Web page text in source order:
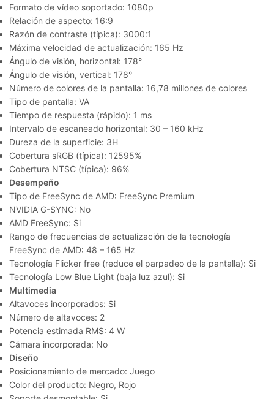
Formato de vídeo soportado: 1080p
Relación de aspecto: 16:9
Razón de contraste (típica): 3000:1
Máxima velocidad de actualización: 165 Hz
Ángulo de visión, horizontal: 178°
Ángulo de visión, vertical: 178°
Número de colores de la pantalla: 16,78 millones de colores
Tipo de pantalla: VA
Tiempo de respuesta (rápido): 1 ms
Intervalo de escaneado horizontal: 30 – 160 kHz
Dureza de la superficie: 3H
Cobertura sRGB (típica): 12595%
Cobertura NTSC (típica): 96%
Desempeño
Tipo de FreeSync de AMD: FreeSync Premium
NVIDIA G-SYNC: No
AMD FreeSync: Si
Rango de frecuencias de actualización de la tecnología
FreeSync de AMD: 48 – 165 Hz
Tecnología Flicker free (reduce el parpadeo de la pantalla): Si
Tecnología Low Blue Light (baja luz azul): Si
Multimedia
Altavoces incorporados: Si
Número de altavoces: 2
Potencia estimada RMS: 4 W
Cámara incorporada: No
Diseño
Posicionamiento de mercado: Juego
Color del producto: Negro, Rojo